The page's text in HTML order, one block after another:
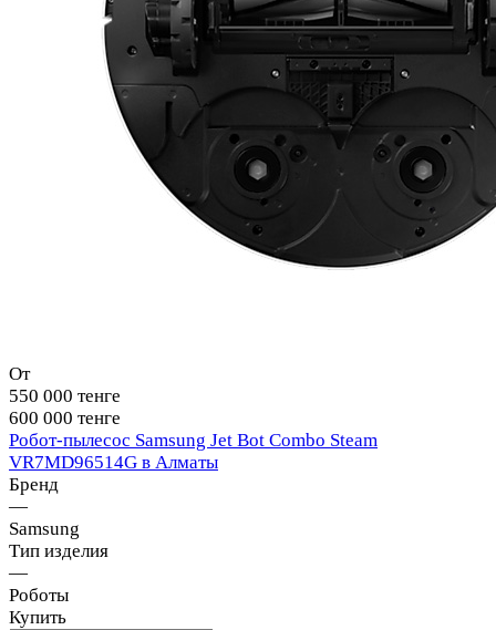
От
550 000 тенге
600 000 тенге
Робот-пылесос Samsung Jet Bot Combo Steam
VR7MD96514G в Алматы
Бренд
—
Samsung
Тип изделия
—
Роботы
Купить